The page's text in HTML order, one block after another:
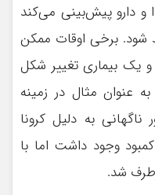
و دارو پیش‌بینی می‌کند
شود. برخی اوقات ممکن
بیماری تغییر شکل
عنوان مثال در زمینه
ناگهانی به دلیل کرونا
وجود داشت اما با
شد.